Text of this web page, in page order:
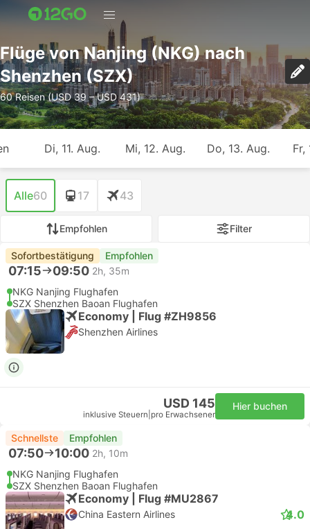
Flüge von Nanjing (NKG) nach
Shenzhen (SZX)
60 Reisen (USD 39 – USD 431)
Di, 11. Aug. Mi, 12. Aug. Do, 13. Aug. Fr,
Alle60 17 43
Empfohlen Filter
Sofortbestätigung Empfohlen
07:15 09:50 2h, 35m
NKG Nanjing Flughafen
SZX Shenzhen Baoan Flughafen
Economy | Flug #ZH9856
Shenzhen Airlines
USD 145
inklusive Steuern pro Erwachsener
Hier buchen
Schnellste Empfohlen
07:50 10:00 2h, 10m
NKG Nanjing Flughafen
SZX Shenzhen Baoan Flughafen
Economy | Flug #MU2867
China Eastern Airlines 4.0